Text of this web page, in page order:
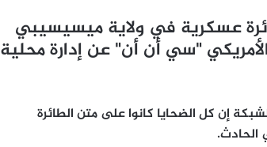
عسكرية في ولاية ميسيسيبي
"سي أن أن" عن إدارة محلية
إن كل الضحايا كانوا على متن الطائرة
الحادث.